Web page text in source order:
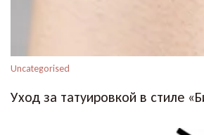
Uncategorised
Уход за татуировкой в стиле